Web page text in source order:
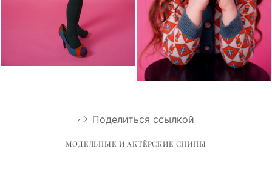
Поделиться ссылкой
МОДЕЛЬНЫЕ И АКТЁРСКИЕ СНИПЫ